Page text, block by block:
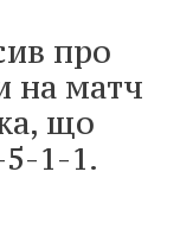
про
на матч
що
5-1-1.